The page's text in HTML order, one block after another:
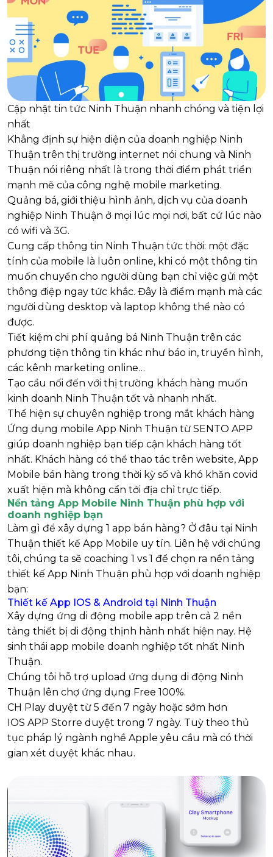
Cập nhật tin tức Ninh Thuận nhanh chóng và tiện lợi
nhất
Khẳng định sự hiện diện của doanh nghiệp Ninh
Thuận trên thị trường internet nói chung và Ninh
Thuận nói riêng nhất là trong thời điểm phát triển
mạnh mẽ của công nghệ mobile marketing.
Quảng bá, giới thiệu hình ảnh, dịch vụ của doanh
nghiệp Ninh Thuận ở mọi lúc mọi nơi, bất cứ lúc nào
có wifi và 3G.
Cung cấp thông tin Ninh Thuận tức thời: một đặc
tính của mobile là luôn online, khi có một thông tin
muốn chuyển cho người dùng bạn chỉ việc gửi một
thông điệp ngay tức khắc. Đây là điểm mạnh mà các
người dùng desktop và laptop không thể nào có
được.
Tiết kiệm chi phí quảng bá Ninh Thuận trên các
phương tiện thông tin khác như báo in, truyền hình,
các kênh marketing online…
Tạo cầu nối đến với thị trường khách hàng muốn
kinh doanh Ninh Thuận tốt và nhanh nhất.
Thể hiện sự chuyên nghiệp trong mắt khách hàng
Ứng dụng mobile App Ninh Thuận từ SENTO APP
giúp doanh nghiệp bạn tiếp cận khách hàng tốt
nhất. Khách hàng có thể thao tác trên website, App
Mobile bán hàng trong thời kỳ số và khó khăn covid
xuất hiện mà không cẩn tới địa chỉ trực tiếp.
Nền tảng App Mobile Ninh Thuận phù hợp với
doanh nghiệp bạn
Làm gì để xây dựng 1 app bán hàng? Ở đâu tại Ninh
Thuận thiết kế App Mobile uy tín. Liên hệ với chúng
tôi, chúng ta sẽ coaching 1 vs 1 để chọn ra nền tảng
thiết kế App Ninh Thuận phù hợp với doanh nghiệp
bạn:
Thiết kế App IOS & Android tại Ninh Thuận
Xây dựng ứng di động mobile app trên cả 2 nền
tảng thiết bị di động thịnh hành nhất hiện nay. Hệ
sinh thái app mobile doanh nghiệp tốt nhất Ninh
Thuận.
Chúng tôi hỗ trợ upload ứng dụng di động Ninh
Thuận lên chợ ứng dụng Free 100%.
CH Play duyệt từ 5 đến 7 ngày hoặc sớm hơn
IOS APP Storre duyệt trong 7 ngày. Tuỳ theo thủ
tục pháp lý ngành nghề Apple yêu cầu mà có thời
gian xét duyệt khác nhau.